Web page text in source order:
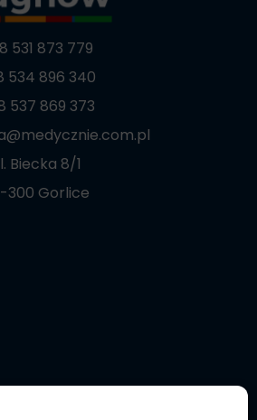
531 873 779
534 896 340
537 869 373
Biecka 8/1
300 Gorlice